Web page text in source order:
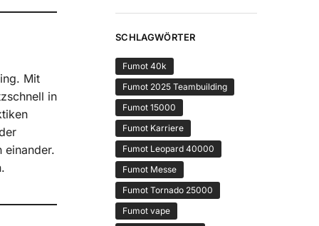
Mit
in
einander.
SCHLAGWÖRTER
Fumot 40k
Fumot 2025 Teambuilding
Fumot 15000
Fumot Karriere
Fumot Leopard 40000
Fumot Messe
Fumot Tornado 25000
Fumot vape